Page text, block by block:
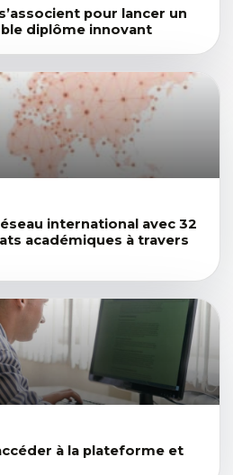
pour lancer un
diplôme innovant
international avec 32
académiques à travers
à la plateforme et